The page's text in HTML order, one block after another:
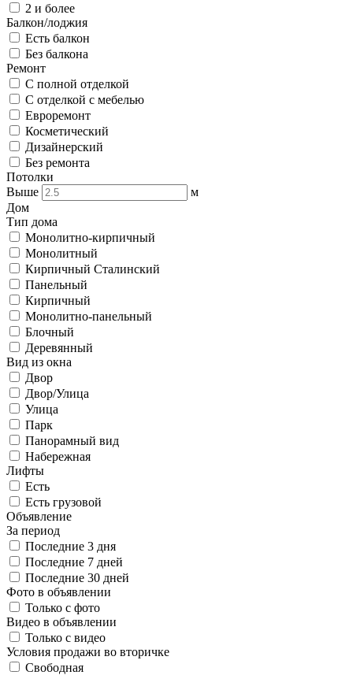
2 и более
Балкон/лоджия
Есть балкон
Без балкона
Ремонт
С полной отделкой
С отделкой с мебелью
Евроремонт
Косметический
Дизайнерский
Без ремонта
Потолки
Выше
м
Дом
Тип дома
Монолитно-кирпичный
Монолитный
Кирпичный Сталинский
Панельный
Кирпичный
Монолитно-панельный
Блочный
Деревянный
Вид из окна
Двор
Двор/Улица
Улица
Парк
Панорамный вид
Набережная
Лифты
Есть
Есть грузовой
Объявление
За период
Последние 3 дня
Последние 7 дней
Последние 30 дней
Фото в объявлении
Только с фото
Видео в объявлении
Только с видео
Условия продажи во вторичке
Свободная